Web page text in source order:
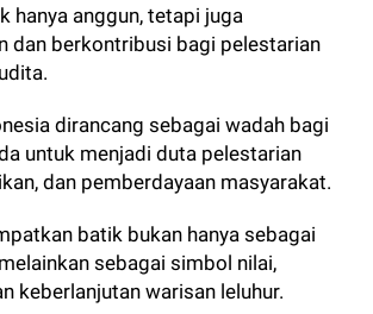
hanya anggun, tetapi juga
dan berkontribusi bagi pelestarian
dirancang sebagai wadah bagi
untuk menjadi duta pelestarian
dan pemberdayaan masyarakat.
batik bukan hanya sebagai
sebagai simbol nilai,
keberlanjutan warisan leluhur.